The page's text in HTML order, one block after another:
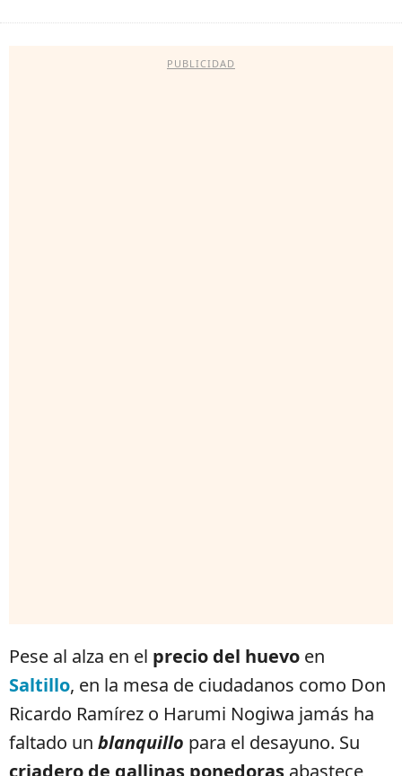
PUBLICIDAD
Pese al alza en el precio del huevo en
Saltillo, en la mesa de ciudadanos como Don
Ricardo Ramírez o Harumi Nogiwa jamás ha
faltado un blanquillo para el desayuno. Su
criadero de gallinas ponedoras abastece